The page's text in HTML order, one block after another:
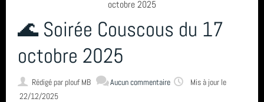
L'encadrement
Nous situer
octobre 2025
🌊 Soirée Couscous du 17
octobre 2025
Rédigé parplouf MB Aucun commentaire
Mis à jour le
22/12/2025